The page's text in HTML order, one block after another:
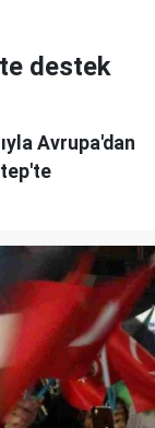
destek
Avrupa'dan